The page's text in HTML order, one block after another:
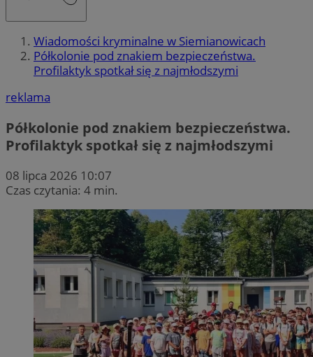
Wiadomości kryminalne w Siemianowicach
Półkolonie pod znakiem bezpieczeństwa.
Profilaktyk spotkał się z najmłodszymi
reklama
Półkolonie pod znakiem bezpieczeństwa.
Profilaktyk spotkał się z najmłodszymi
08 lipca 2026 10:07
Czas czytania: 4 min.